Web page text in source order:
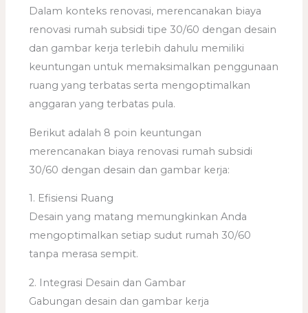
Dalam konteks renovasi, merencanakan biaya
renovasi rumah subsidi tipe 30/60 dengan desain
dan gambar kerja terlebih dahulu memiliki
keuntungan untuk memaksimalkan penggunaan
ruang yang terbatas serta mengoptimalkan
anggaran yang terbatas pula.
Berikut adalah 8 poin keuntungan
merencanakan biaya renovasi rumah subsidi
30/60 dengan desain dan gambar kerja:
1. Efisiensi Ruang
Desain yang matang memungkinkan Anda
mengoptimalkan setiap sudut rumah 30/60
tanpa merasa sempit.
2. Integrasi Desain dan Gambar
Gabungan desain dan gambar kerja